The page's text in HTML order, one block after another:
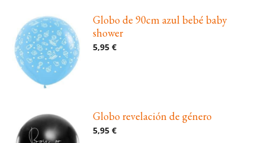
Globo de 90cm azul bebé baby
shower
5,95 €
Globo revelación de género
5,95 €